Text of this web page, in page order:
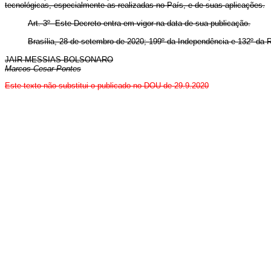
tecnológicas, especialmente as realizadas no País, e de suas aplicações.
Art. 3º Este Decreto entra em vigor na data de sua publicação.
Brasília, 28 de setembro de 2020; 199º da Independência e 132º da
JAIR MESSIAS BOLSONARO
Marcos Cesar Pontes
Este texto não substitui o publicado no DOU de 29.9.2020